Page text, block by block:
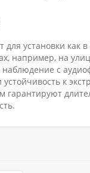
для установки как
например, на
наблюдение с
к
гарантируют